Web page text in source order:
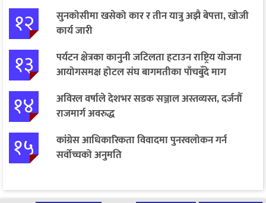
१२
सुनकोसीमा खसेको कार र तीन यात्रु अझै बेपत्ता, खोजी
कार्य जारी
१३
पर्यटन क्षेत्रका कानुनी जटिलता हटाउन राष्ट्रिय योजना
आयोगसमक्ष होटल संघ बागमतीका पाँचबुँदे माग
१४
अविरल वर्षाले देशभर सडक सञ्जाल अस्तव्यस्त, दर्जनौँ
राजमार्ग अवरुद्ध
१५
कांग्रेस आधिकारिकता विवादमा पुनरवलोकन गर्न
सर्वोच्चको अनुमति